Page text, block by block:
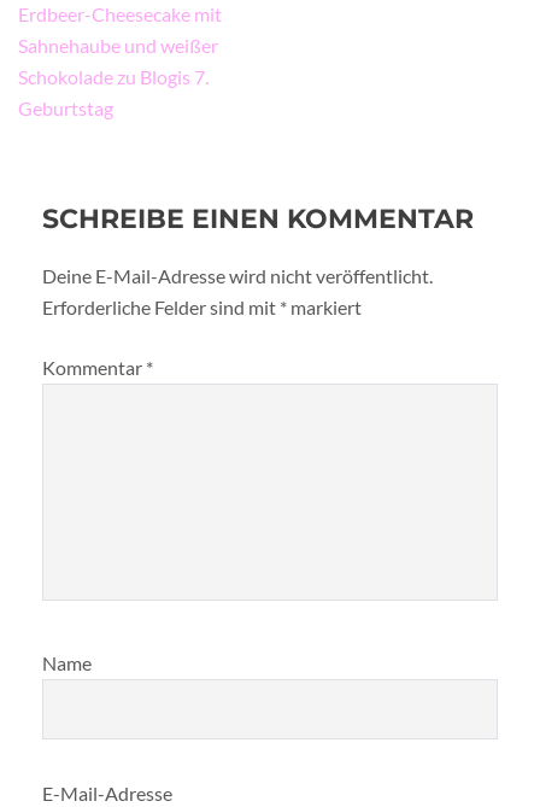
Beitragsnavigation
Erdbeer-Cheesecake mit
Sahnehaube und weißer
Schokolade zu Blogis 7.
Geburtstag
SCHREIBE EINEN KOMMENTAR
Deine E-Mail-Adresse wird nicht veröffentlicht.
Erforderliche Felder sind mit * markiert
Kommentar *
Name
E-Mail-Adresse